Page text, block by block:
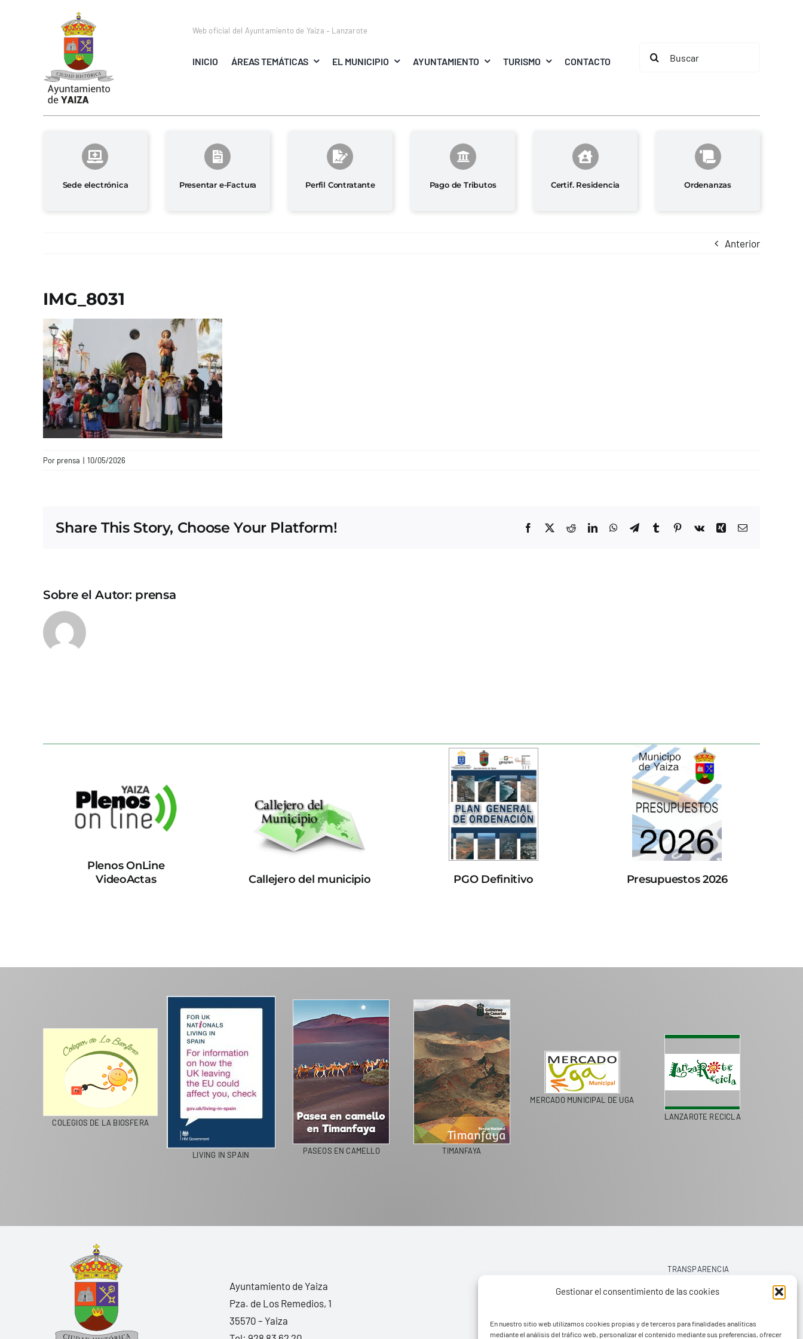
Gestionar el consentimiento de las cookies
En nuestro sitio web utilizamos cookies propias y de terceros para finalidades analíticas
mediante el análisis del tráfico web, personalizar el contenido mediante sus preferencias, ofrecer
Web oficial del Ayuntamiento de Yaiza – Lanzarote
INICIO ÁREAS TEMÁTICAS EL MUNICIPIO AYUNTAMIENTO TURISMO CONTACTO
Buscar:
Sede electrónica Presentar e-Factura Perfil Contratante Pago de Tributos Certif. Residencia Ordenanzas
Anterior
IMG_8031
Por prensa | 10/05/2026
Share This Story, Choose Your Platform! Facebook
X RedditLinkedInWhatsApp
TelegramTumblrPinterest
Vk Xing Correo
Sobre el Autor: prensa
Plenos OnLine
VideoActas
Callejero del municipio PGO Definitivo Presupuestos 2026
COLEGIOS DE LA BIOSFERA
LIVING IN SPAIN PASEOS EN CAMELLO TIMANFAYA
MERCADO MUNICIPAL DE UGA
LANZAROTE RECICLA
Ayuntamiento de Yaiza
Pza. de Los Remedios, 1
35570 – Yaiza
TRANSPARENCIA
AVISO LEGAL
POLÍTICA DE PRIVACIDAD